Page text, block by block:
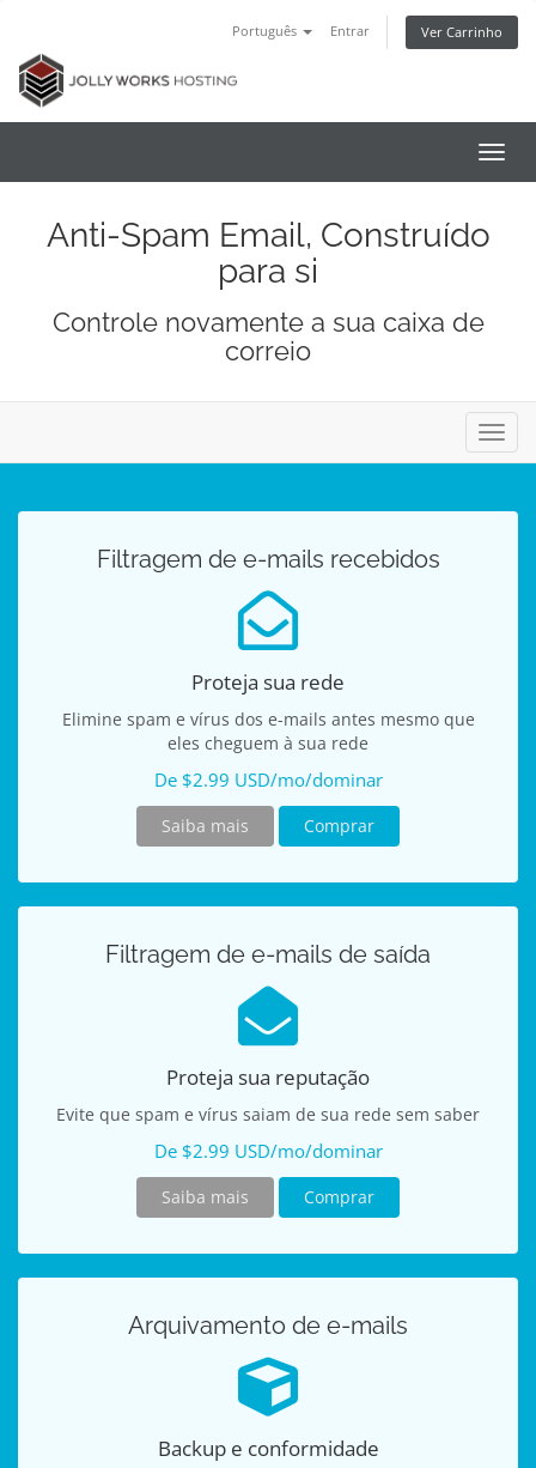
Português Entrar Ver Carrinho
Anti-Spam Email, Construído
para si
Controle novamente a sua caixa de
correio
Filtragem de e-mails recebidos
Proteja sua rede
Elimine spam e vírus dos e-mails antes mesmo que
eles cheguem à sua rede
De $2.99 USD/mo/dominar
Saiba mais Comprar
Filtragem de e-mails de saída
Proteja sua reputação
Evite que spam e vírus saiam de sua rede sem saber
De $2.99 USD/mo/dominar
Saiba mais Comprar
Arquivamento de e-mails
Backup e conformidade